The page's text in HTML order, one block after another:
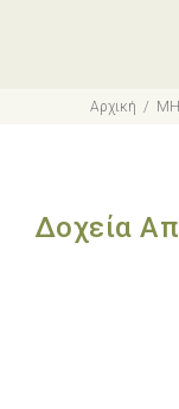
Αρχική
Δοχεία